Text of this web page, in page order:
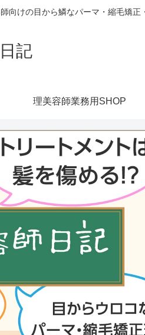
向けの目から鱗なパーマ・縮毛矯正
記
理美容師業務用SHOP